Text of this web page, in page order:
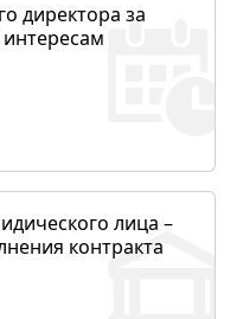
директора за
лица –
контракта